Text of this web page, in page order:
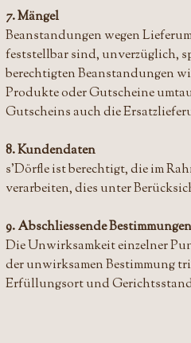
7. Mängel
Beanstandungen wegen
feststellbar sind, unverzüglich,
berechtigten Beanstandungen
Produkte oder Gutscheine
Gutscheins auch die
8. Kundendaten
s'Dörfle ist berechtigt, die im
verarbeiten, dies unter
9. Abschliessende Bestimmungen
Die Unwirksamkeit einzelner
der unwirksamen Bestimmung
Erfüllungsort und